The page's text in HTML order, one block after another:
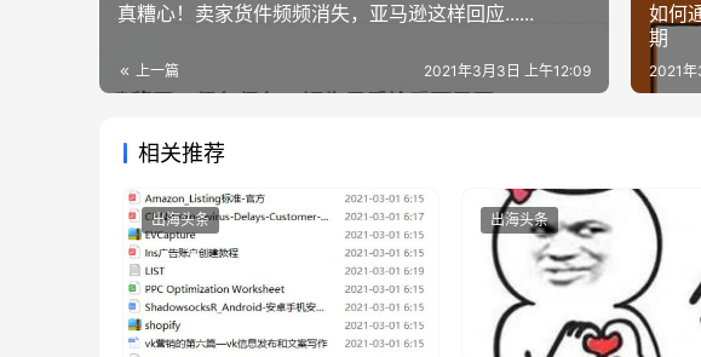
真糟心！卖家货件频频消失，亚马逊这样回应......
上一篇 2021年3月3日 上午12:09
如何
期
2021
相关推荐
出海头条 出海头条